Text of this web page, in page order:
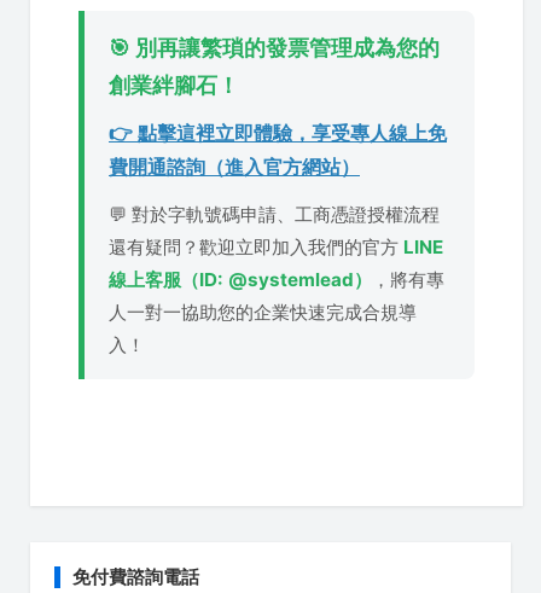
🎯 別再讓繁瑣的發票管理成為您的
創業絆腳石！
👉 點擊這裡立即體驗，享受專人線上免
費開通諮詢（進入官方網站）
💬 對於字軌號碼申請、工商憑證授權流程
還有疑問？歡迎立即加入我們的官方 LINE
線上客服（ID: @systemlead）
，將有專
人一對一協助您的企業快速完成合規導
入！
免付費諮詢電話